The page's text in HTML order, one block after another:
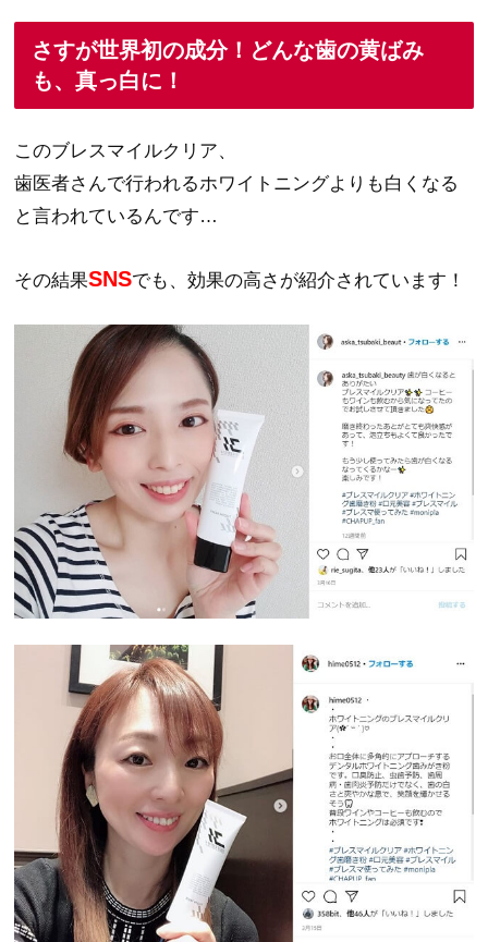
さすが世界初の成分！どんな歯の黄ばみ
も、真っ白に！
このブレスマイルクリア、
歯医者さんで行われるホワイトニングよりも白くなる
と言われているんです…
その結果SNSでも、効果の高さが紹介されています！